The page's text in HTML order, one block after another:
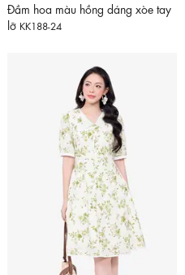
Đầm hoa màu hồng dáng xòe tay
lỡ KK188-24